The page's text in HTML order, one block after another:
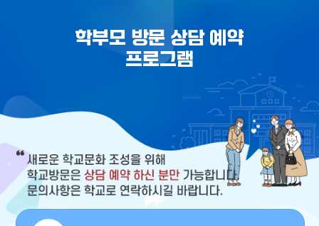
학부모 방문 상담 예약
프로그램